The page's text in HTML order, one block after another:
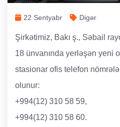
22 Sentyabr Digər
Şirkətimiz, Bakı ş., Səbail
18 ünvanında yerləşən yeni
stasionar ofis telefon
olunur:
+994(12) 310 58 59,
+994(12) 310 58 60.